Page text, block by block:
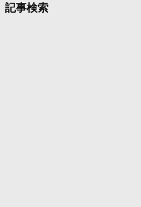
カ
記事検索